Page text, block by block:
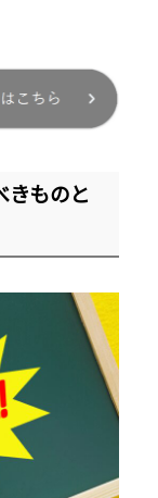
きものと